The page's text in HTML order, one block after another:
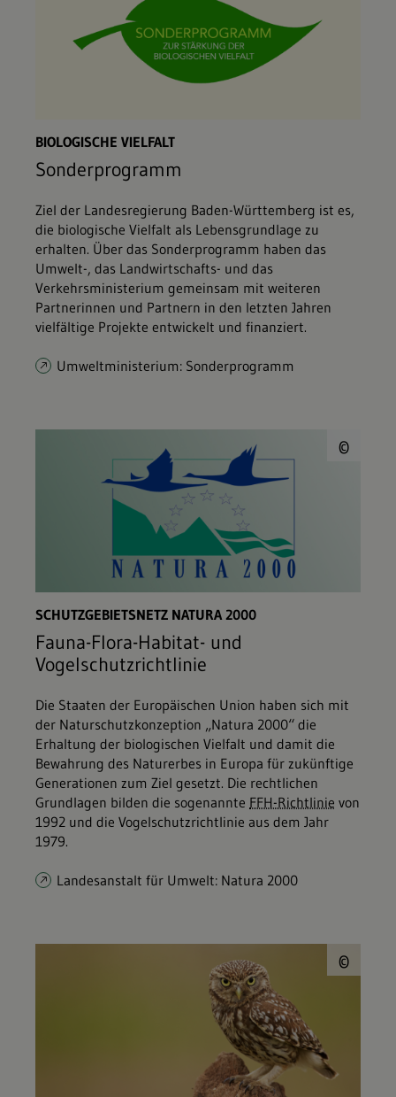
BIOLOGISCHE VIELFALT
Sonderprogramm
Ziel der Landesregierung Baden-Württemberg ist es,
die biologische Vielfalt als Lebensgrundlage zu
erhalten. Über das Sonderprogramm haben das
Umwelt-, das Landwirtschafts- und das
Verkehrsministerium gemeinsam mit weiteren
Partnerinnen und Partnern in den letzten Jahren
vielfältige Projekte entwickelt und finanziert.
Umweltministerium: Sonderprogramm
©
SCHUTZGEBIETSNETZ NATURA 2000
Fauna-Flora-Habitat- und
Vogelschutzrichtlinie
Die Staaten der Europäischen Union haben sich mit
der Naturschutzkonzeption „Natura 2000“ die
Erhaltung der biologischen Vielfalt und damit die
Bewahrung des Naturerbes in Europa für zukünftige
Generationen zum Ziel gesetzt. Die rechtlichen
Grundlagen bilden die sogenannte FFH-Richtlinie von
1992 und die Vogelschutzrichtlinie aus dem Jahr
1979.
Landesanstalt für Umwelt: Natura 2000
©